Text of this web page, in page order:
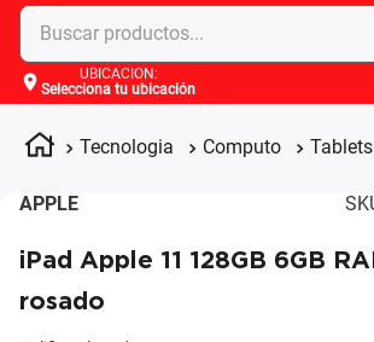
Buscar productos...
UBICACIÓN:
Selecciona tu ubicación
Tecnologia Computo Tablets
APPLE
iPad Apple 11 128GB 6GB
rosado
Términos más buscados
celulares
4. apple